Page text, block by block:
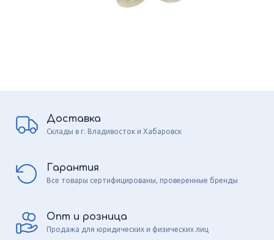
Доставка
Склады в г. Владивосток и Хабаровск
Гарантия
Все товары сертифицированы, проверенные бренды
Опт и розница
Продажа для юридических и физических лиц